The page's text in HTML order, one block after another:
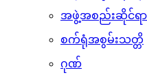
အဖွဲ့အစည်းဆိုင်ရာ
စက်ရုံအစွမ်းသတ္တိ
ဂုဏ်